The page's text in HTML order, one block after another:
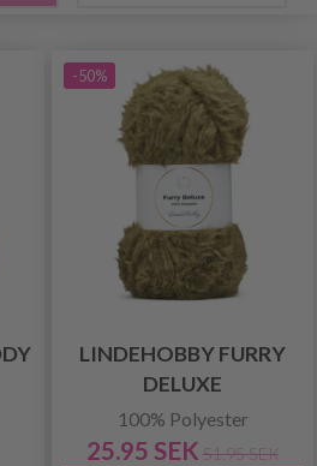
-50%
LINDEHOBBY FURRY
DELUXE
100% Polyester
25.95 SEK 51.95 SEK